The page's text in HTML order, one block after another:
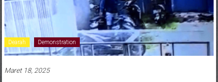
Dearah Demonstration
Maret 18, 2025